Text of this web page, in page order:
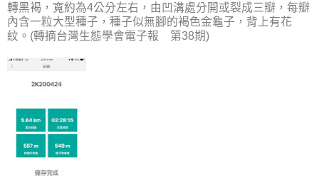
轉黑褐，寬約為4公分左右，由凹溝處分開或裂成三瓣，每瓣
內含一粒大型種子，種子似無腳的褐色金龜子，背上有花
紋。(轉摘台灣生態學會電子報 第38期)